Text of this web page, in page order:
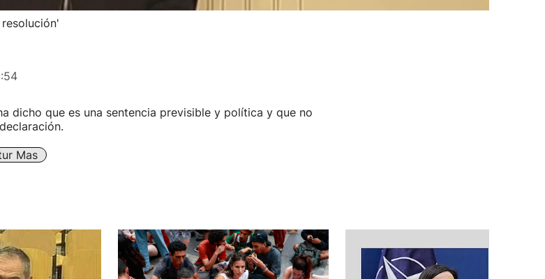
dicho que es una sentencia previsible y política y que no
Mas